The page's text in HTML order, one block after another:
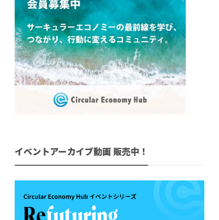
イベントアーカイブ動画 販売中！